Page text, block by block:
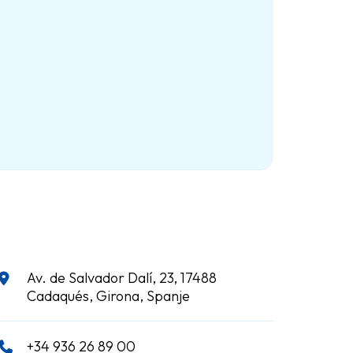
Av. de Salvador Dalí, 23, 17488
Cadaqués, Girona, Spanje
+34 936 26 89 00